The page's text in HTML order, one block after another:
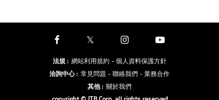
法規: 網站利用規約 - 個人資料保護方針
洽詢中心: 常見問題 - 聯絡我們 - 業務合作
其他: 關於我們